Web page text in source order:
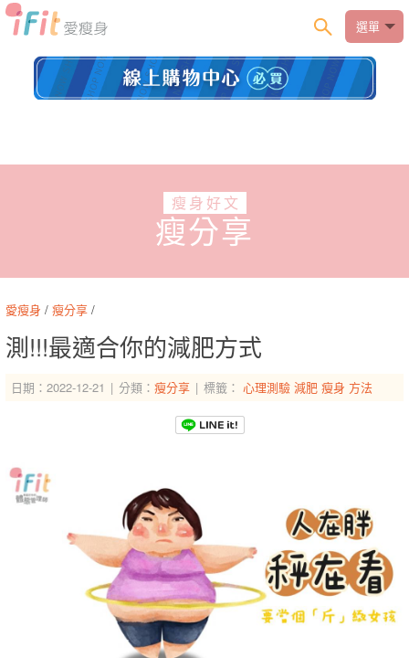
選單
瘦身好文
瘦分享
愛瘦身 / 瘦分享 /
測!!!最適合你的減肥方式
日期：2022-12-21 分類： 瘦分享 標籤： 心理測驗 減肥 瘦身 方法